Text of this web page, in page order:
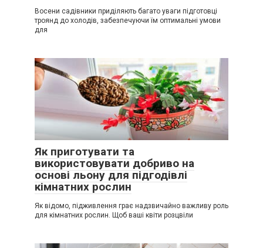
Восени садівники приділяють багато уваги підготовці
троянд до холодів, забезпечуючи їм оптимальні умови
для
Як приготувати та
використовувати добриво на
основі льону для підгодівлі
кімнатних рослин
Як відомо, підживлення грає надзвичайно важливу роль
для кімнатних рослин. Щоб ваші квіти розцвіли